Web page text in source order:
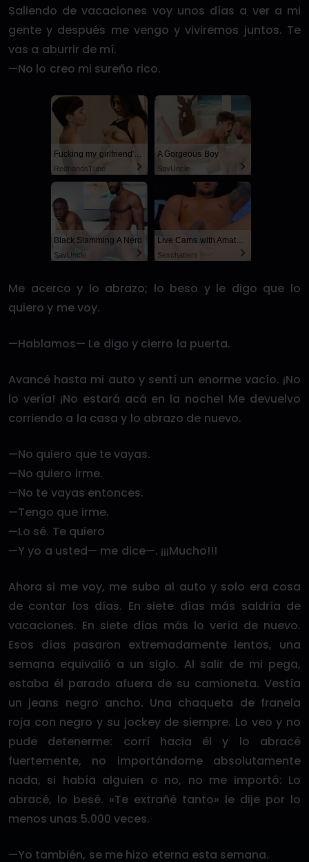
Saliendo de vacaciones voy unos días a ver a mi
gente y después me vengo y viviremos juntos. Te
vas a aburrir de mí.
—No lo creo mi sureño rico.
Fucking my girlfriend's hot mommy by mistake
RedhandsTube
A Gorgeous Boy
SayUncle
Black Slamming A Nerd
SayUncle
Live Cams with Amateur Men
Sexchatters
Me acerco y lo abrazo; lo beso y le digo que lo
quiero y me voy.
—Hablamos— Le digo y cierro la puerta.
Avancé hasta mi auto y sentí un enorme vacío. ¡No
lo vería! ¡No estará acá en la noche! Me devuelvo
corriendo a la casa y lo abrazo de nuevo.
—No quiero que te vayas.
—No quiero irme.
—No te vayas entonces.
—Tengo que irme.
—Lo sé. Te quiero
—Y yo a usted— me dice—. ¡¡¡Mucho!!!
Ahora si me voy, me subo al auto y solo era cosa
de contar los días. En siete días más saldría de
vacaciones. En siete días más lo vería de nuevo.
Esos días pasaron extremadamente lentos, una
semana equivalió a un siglo. Al salir de mi pega,
estaba él parado afuera de su camioneta. Vestía
un jeans negro ancho. Una chaqueta de franela
roja con negro y su jockey de siempre. Lo veo y no
pude detenerme: corrí hacia él y lo abracé
fuertemente, no importándome absolutamente
nada, si había alguien o no, no me importó: Lo
abracé, lo besé. «Te extrañé tanto» le dije por lo
menos unas 5.000 veces.
—Yo también, se me hizo eterna esta semana.